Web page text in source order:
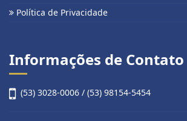
Política de Privacidade
Informações de Contato
(53) 3028-0006 / (53) 98154-5454